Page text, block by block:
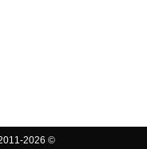
2026 ©